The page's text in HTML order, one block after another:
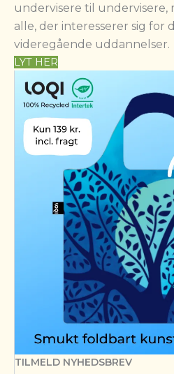
undervisere til undervisere,
alle, der interesserer sig for
videregående uddannelser.
LYT HER
TILMELD NYHEDSBREV